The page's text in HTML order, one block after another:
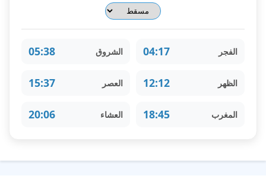
الفجر 04:17 الشروق 05:38
الظهر 12:12 العصر 15:37
المغرب 18:45 العشاء 20:06